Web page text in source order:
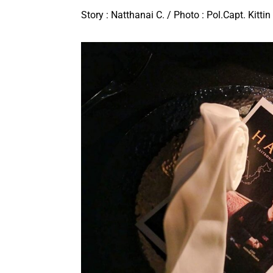
Story : Natthanai C. / Photo : Pol.Capt. Kittin